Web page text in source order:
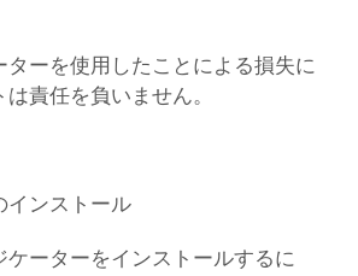
ターを使用したことによる損失に
責任を負いません。
インストール
ケーターをインストールするに